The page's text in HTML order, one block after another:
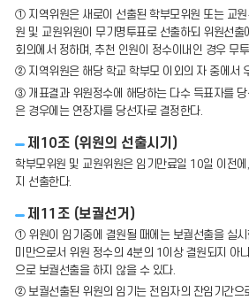
① 지역위원은 새로이 선출된 학부모위원 또는 교
원 및 교원위원이 무기명투표로 선출하되 위원선출
회의에서 정하며, 추천 인원이 정수이내인 경우 무
② 지역위원은 해당 학교 학부모 이외의 자 중에서
③ 개표결과 위원정수에 해당하는 다수 득표자를
은 경우에는 연장자를 당선자로 결정한다.
제10조 (위원의 선출시기)
학부모위원 및 교원위원은 임기만료일 10일 이전
지 선출한다.
제11조 (보궐선거)
① 위원이 임기중에 결원될 때에는 보궐선출을 실
미만으로서 위원 정수의 4분의 1이상 결원되지 아
으로 보궐선출을 하지 않을 수 있다.
② 보궐선출된 위원의 임기는 전임자의 잔임기간으